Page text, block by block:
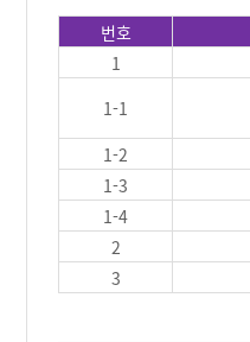
번호
1
1-1
1-2
1-3
1-4
2
3